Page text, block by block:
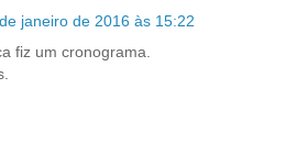
janeiro de 2016 às 15:22
fiz um cronograma.